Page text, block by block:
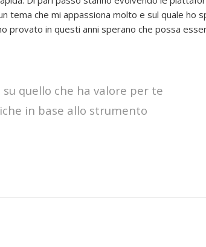
tema che mi appassiona molto e sul quale ho
provato in questi anni sperano che possa
quello che ha valore per te
in base allo strumento